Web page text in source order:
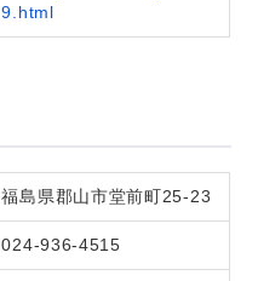
9.html
福島県郡山市堂前町25-23
024-936-4515